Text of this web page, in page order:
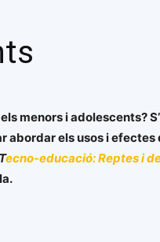
menors i adolescents?
abordar els usos i efectes
Tecno-educació: Reptes i